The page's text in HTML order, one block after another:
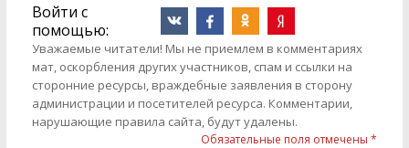
Войти с
помощью:
Уважаемые читатели! Мы не приемлем в комментариях
мат, оскорбления других участников, спам и ссылки на
сторонние ресурсы, враждебные заявления в сторону
администрации и посетителей ресурса. Комментарии,
нарушающие правила сайта, будут удалены.
Обязательные поля отмечены *